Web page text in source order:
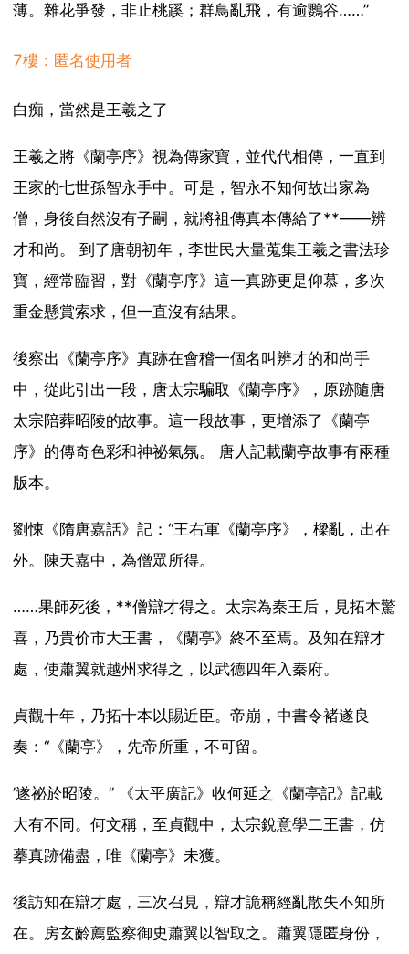
薄。雜花爭發，非止桃蹊；群鳥亂飛，有逾鸚谷……”
7樓：匿名使用者
白痴，當然是王羲之了
王羲之將《蘭亭序》視為傳家寶，並代代相傳，一直到
王家的七世孫智永手中。可是，智永不知何故出家為
僧，身後自然沒有子嗣，就將祖傳真本傳給了**——辨
才和尚。 到了唐朝初年，李世民大量蒐集王羲之書法珍
寶，經常臨習，對《蘭亭序》這一真跡更是仰慕，多次
重金懸賞索求，但一直沒有結果。
後察出《蘭亭序》真跡在會稽一個名叫辨才的和尚手
中，從此引出一段，唐太宗騙取《蘭亭序》，原跡隨唐
太宗陪葬昭陵的故事。這一段故事，更增添了《蘭亭
序》的傳奇色彩和神祕氣氛。 唐人記載蘭亭故事有兩種
版本。
劉悚《隋唐嘉話》記：“王右軍《蘭亭序》，樑亂，出在
外。陳天嘉中，為僧眾所得。
……果師死後，**僧辯才得之。太宗為秦王后，見拓本驚
喜，乃貴价市大王書，《蘭亭》終不至焉。及知在辯才
處，使蕭翼就越州求得之，以武德四年入秦府。
貞觀十年，乃拓十本以賜近臣。帝崩，中書令褚遂良
奏：“《蘭亭》，先帝所重，不可留。
’遂祕於昭陵。” 《太平廣記》收何延之《蘭亭記》記載
大有不同。何文稱，至貞觀中，太宗銳意學二王書，仿
摹真跡備盡，唯《蘭亭》未獲。
後訪知在辯才處，三次召見，辯才詭稱經亂散失不知所
在。房玄齡薦監察御史蕭翼以智取之。蕭翼隱匿身份，